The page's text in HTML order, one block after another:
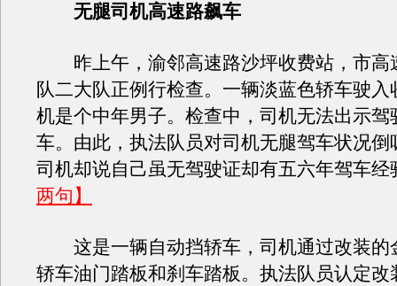
无腿司机高速路飙车
昨上午，渝邻高速路沙坪收费站，市高
队二大队正例行检查。一辆淡蓝色轿车驶入
机是个中年男子。检查中，司机无法出示驾
车。由此，执法队员对司机无腿驾车状况倒
司机却说自己虽无驾驶证却有五六年驾车经
两句】
这是一辆自动挡轿车，司机通过改装的
轿车油门踏板和刹车踏板。执法队员认定改